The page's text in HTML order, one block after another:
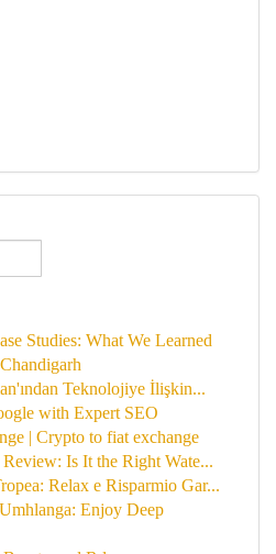
Studies: What We Learned
Teknolojiye İlişkin...
with Expert SEO
| Crypto to fiat exchange
Review: Is It the Right Wate...
Relax e Risparmio Gar...
Enjoy Deep